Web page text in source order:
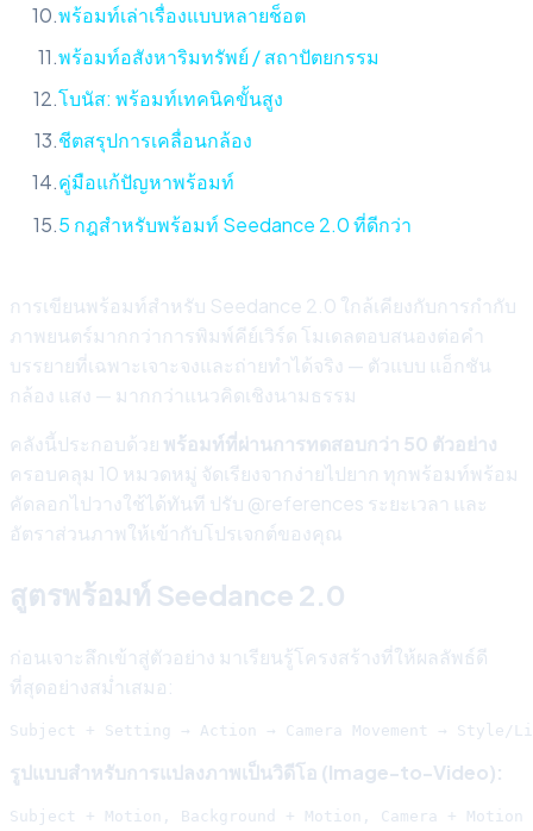
พร้อมท์เล่าเรื่องแบบหลายช็อต
พร้อมท์อสังหาริมทรัพย์ / สถาปัตยกรรม
โบนัส: พร้อมท์เทคนิคขั้นสูง
ชีตสรุปการเคลื่อนกล้อง
คู่มือแก้ปัญหาพร้อมท์
5 กฎสำหรับพร้อมท์ Seedance 2.0 ที่ดีกว่า
การเขียนพร้อมท์สำหรับ Seedance 2.0 ใกล้เคียงกับการกำกับ
ภาพยนตร์มากกว่าการพิมพ์คีย์เวิร์ด โมเดลตอบสนองต่อคำ
บรรยายที่เฉพาะเจาะจงและถ่ายทำได้จริง — ตัวแบบ แอ็กชัน
กล้อง แสง — มากกว่าแนวคิดเชิงนามธรรม
คลังนี้ประกอบด้วย พร้อมท์ที่ผ่านการทดสอบกว่า 50 ตัวอย่าง
ครอบคลุม 10 หมวดหมู่ จัดเรียงจากง่ายไปยาก ทุกพร้อมท์พร้อม
คัดลอกไปวางใช้ได้ทันที ปรับ @references ระยะเวลา และ
อัตราส่วนภาพให้เข้ากับโปรเจกต์ของคุณ
สูตรพร้อมท์ Seedance 2.0
ก่อนเจาะลึกเข้าสู่ตัวอย่าง มาเรียนรู้โครงสร้างที่ให้ผลลัพธ์ดี
ที่สุดอย่างสม่ำเสมอ:
รูปแบบสำหรับการแปลงภาพเป็นวิดีโอ (Image-to-Video):